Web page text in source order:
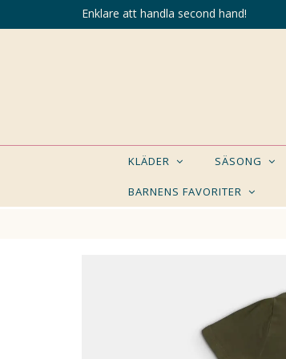
Enklare att handla second hand!
KLÄDER SÄSONG
BARNENS FAVORITER